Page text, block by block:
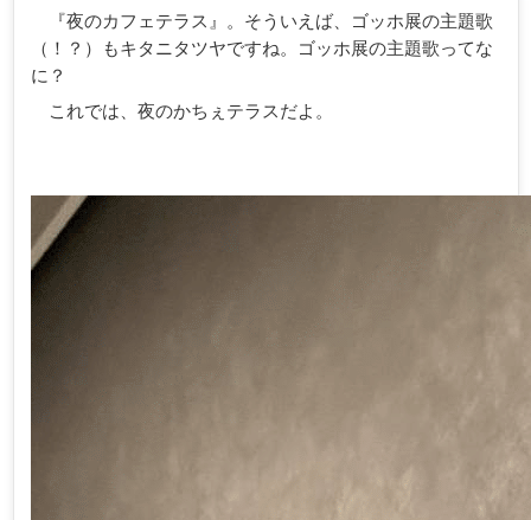
『夜のカフェテラス』。そういえば、ゴッホ展の主題歌
（！？）もキタニタツヤですね。ゴッホ展の主題歌ってな
に？
これでは、夜のかちぇテラスだよ。